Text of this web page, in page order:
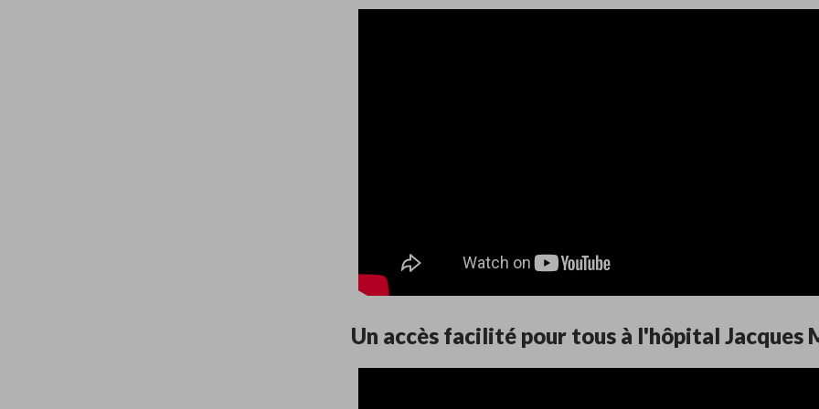
Un accès facilité pour tous à l'hôpital Jacques